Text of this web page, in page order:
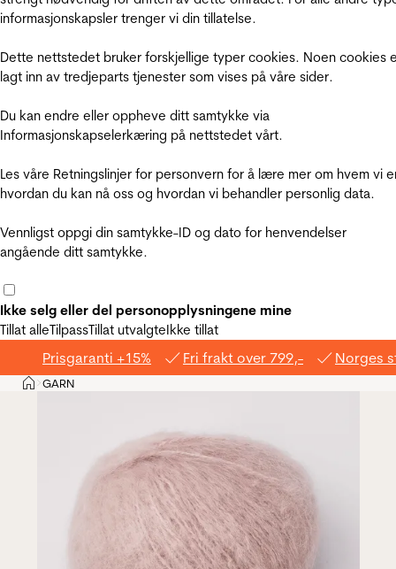
informasjonskapsler trenger vi din tillatelse.
Dette nettstedet bruker forskjellige typer cookies. Noen cookies
lagt inn av tredjeparts tjenester som vises på våre sider.
Du kan endre eller oppheve ditt samtykke via
Informasjonskapselerkæring på nettstedet vårt.
Les våre Retningslinjer for personvern for å lære mer om hvem vi
hvordan du kan nå oss og hvordan vi behandler personlig data.
Vennligst oppgi din samtykke-ID og dato for henvendelser
angående ditt samtykke.
Ikke selg eller del personopplysningene mine
Tillat alleTilpassTillat utvalgteIkke tillat
Prisgaranti +15% Fri frakt over 799,- Norges
Hjem
>GARN